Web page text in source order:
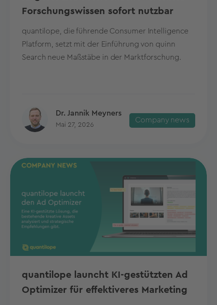
Forschungswissen sofort nutzbar
quantilope, die führende Consumer Intelligence
Platform, setzt mit der Einführung von quinn
Search neue Maßstäbe in der Marktforschung.
Dr. Jannik Meyners
Mai 27, 2026
Company news
quantilope launcht KI-gestützten Ad
Optimizer für effektiveres Marketing